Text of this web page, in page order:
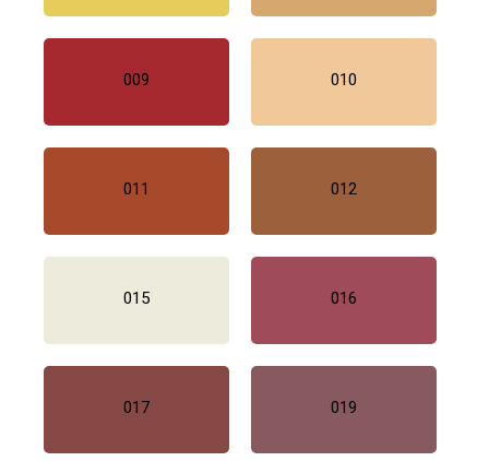
009 010
011 012
015 016
017 019